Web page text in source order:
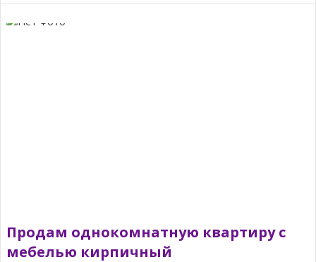
Продам однокомнатную квартиру с
мебелью кирпичный